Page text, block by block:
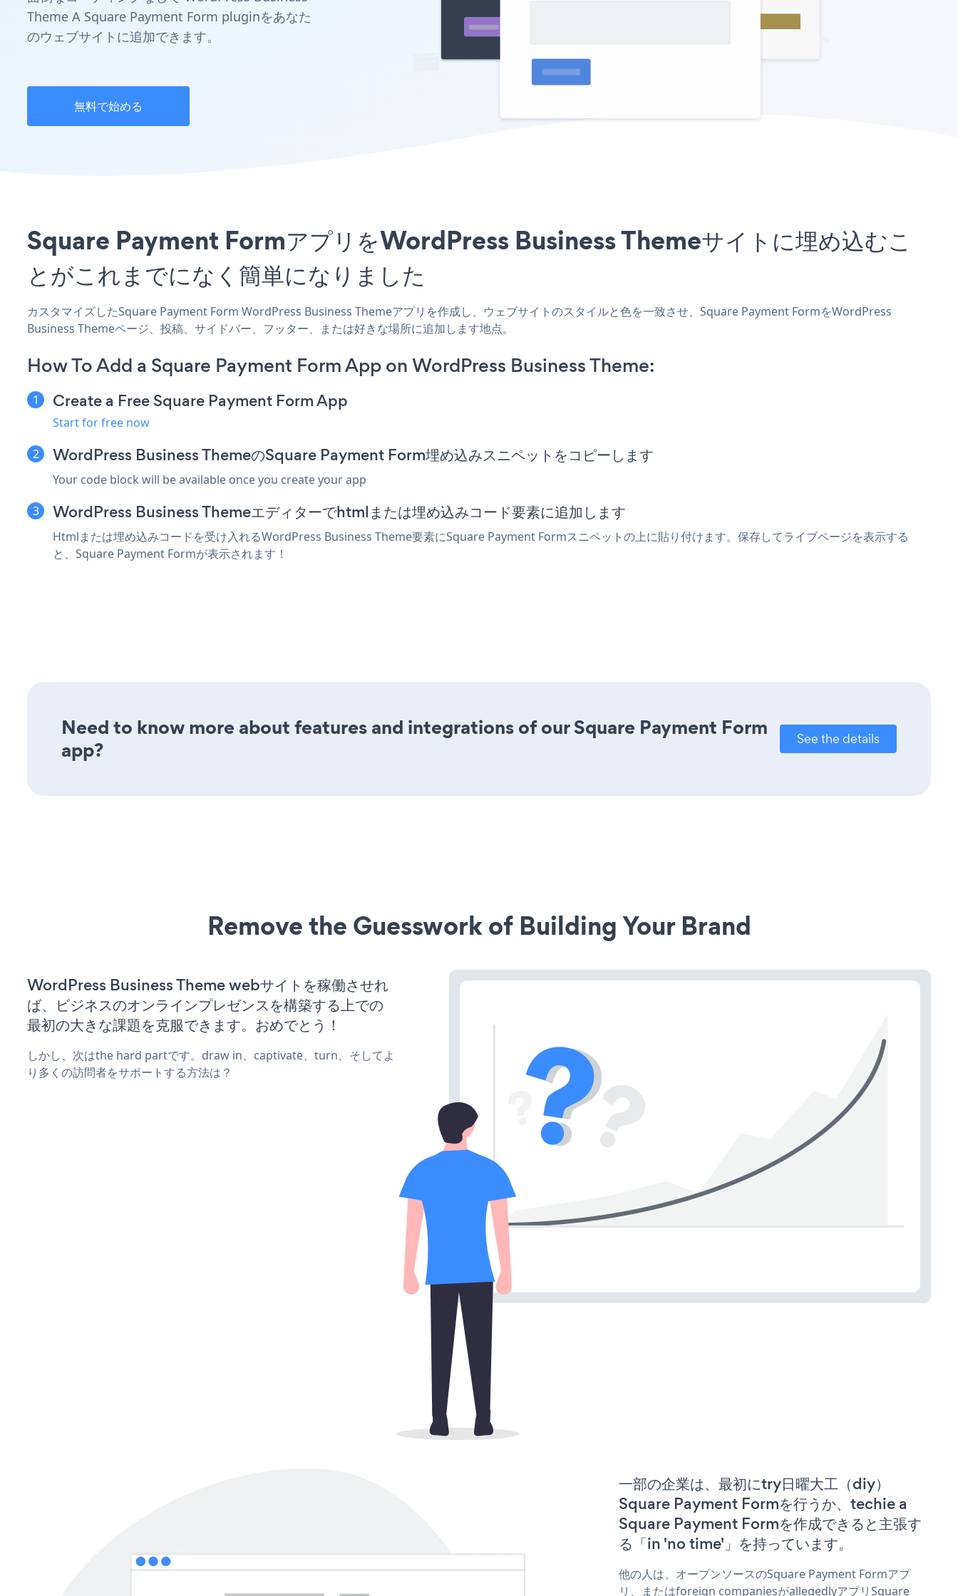
Theme A Square Payment Form pluginをあなた
のウェブサイトに追加できます。
無料で始める
Square Payment FormアプリをWordPress Business Themeサイトに埋め込むこ
とがこれまでになく簡単になりました
カスタマイズしたSquare Payment Form WordPress Business Themeアプリを作成し、ウェブサイトのスタイルと色を一致させ、Square Payment FormをWordPress
Business Themeページ、投稿、サイドバー、フッター、または好きな場所に追加します地点。
How To Add a Square Payment Form App on WordPress Business Theme:
Create a Free Square Payment Form App
Start for free now
WordPress Business ThemeのSquare Payment Form埋め込みスニペットをコピーします
Your code block will be available once you create your app
WordPress Business Themeエディターでhtmlまたは埋め込みコード要素に追加します
Htmlまたは埋め込みコードを受け入れるWordPress Business Theme要素にSquare Payment Formスニペットの上に貼り付けます。保存してライブページを表示する
と、Square Payment Formが表示されます！
Need to know more about features and integrations of our Square Payment Form
app?
See the details
Remove the Guesswork of Building Your Brand
WordPress Business Theme webサイトを稼働させれ
ば、ビジネスのオンラインプレゼンスを構築する上での
最初の大きな課題を克服できます。おめでとう！
しかし、次はthe hard partです。draw in、captivate、turn、そしてよ
り多くの訪問者をサポートする方法は？
一部の企業は、最初にtry日曜大工（diy）
Square Payment Formを行うか、techie a
Square Payment Formを作成できると主張す
る「in 'no time'」を持っています。
他の人は、オープンソースのSquare Payment Formアプ
リ、またはforeign companiesがallegedlyアプリSquare